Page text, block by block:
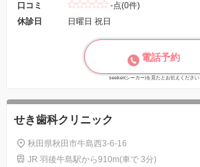
口コミ
-点(0件)
休診日
日曜日 祝日
電話予約
seeker(シーカー)を見たとお伝えください
せき歯科クリニック
秋田県秋田市牛島西3-6-16
JR 羽後牛島駅から910m(車で 3分)